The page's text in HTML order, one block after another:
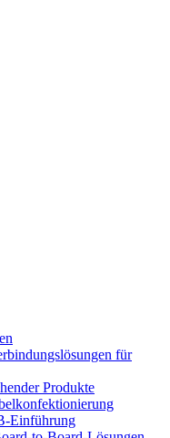
für
Produkte
Einführung